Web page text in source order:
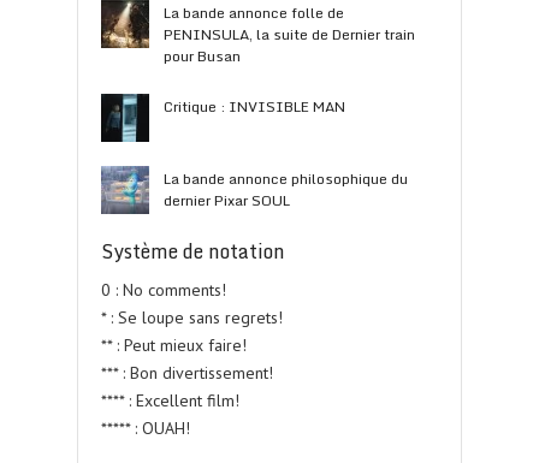
La bande annonce folle de
PENINSULA, la suite de Dernier train
pour Busan
Critique : INVISIBLE MAN
La bande annonce philosophique du
dernier Pixar SOUL
Système de notation
0 : No comments!
* : Se loupe sans regrets!
** : Peut mieux faire!
*** : Bon divertissement!
**** : Excellent film!
***** : OUAH!